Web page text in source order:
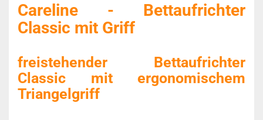
Careline - Bettaufrichter
Classic mit Griff
freistehender Bettaufrichter
Classic mit ergonomischem
Triangelgriff